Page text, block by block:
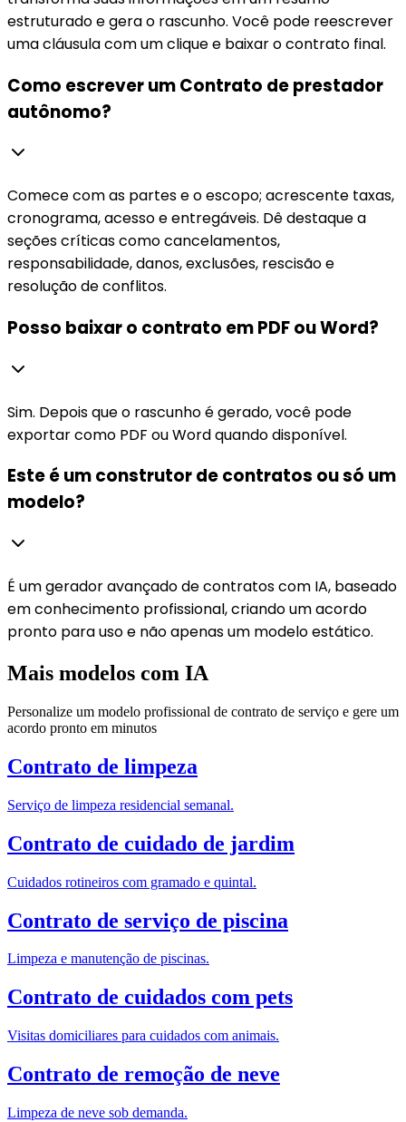
estruturado e gera o rascunho. Você pode reescrever
uma cláusula com um clique e baixar o contrato final.
Como escrever um Contrato de prestador
autônomo?
Comece com as partes e o escopo; acrescente taxas,
cronograma, acesso e entregáveis. Dê destaque a
seções críticas como cancelamentos,
responsabilidade, danos, exclusões, rescisão e
resolução de conflitos.
Posso baixar o contrato em PDF ou Word?
Sim. Depois que o rascunho é gerado, você pode
exportar como PDF ou Word quando disponível.
Este é um construtor de contratos ou só um
modelo?
É um gerador avançado de contratos com IA, baseado
em conhecimento profissional, criando um acordo
pronto para uso e não apenas um modelo estático.
Mais modelos com IA
Personalize um modelo profissional de contrato de serviço e gere um
acordo pronto em minutos
Contrato de limpeza
Serviço de limpeza residencial semanal.
Contrato de cuidado de jardim
Cuidados rotineiros com gramado e quintal.
Contrato de serviço de piscina
Limpeza e manutenção de piscinas.
Contrato de cuidados com pets
Visitas domiciliares para cuidados com animais.
Contrato de remoção de neve
Limpeza de neve sob demanda.